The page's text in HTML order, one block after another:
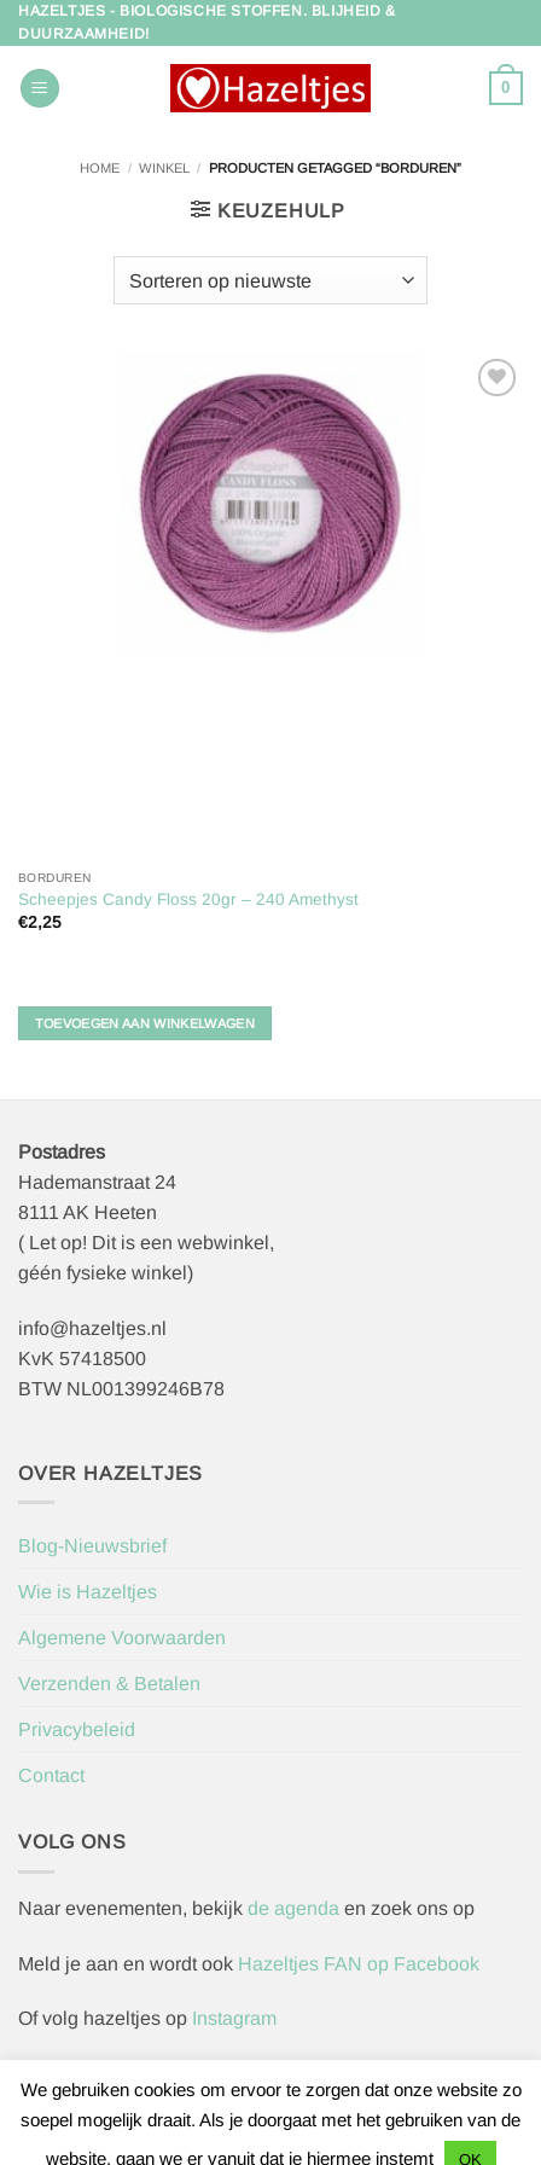
Ga
naar
inhoud
HAZELTJES - BIOLOGISCHE STOFFEN. BLIJHEID &
DUURZAAMHEID!
0
HOME / WINKEL / PRODUCTEN GETAGGED “BORDUREN”
KEUZEHULP
BORDUREN
Scheepjes Candy Floss 20gr – 240 Amethyst
€2,25
TOEVOEGEN AAN WINKELWAGEN
Postadres
Hademanstraat 24
8111 AK Heeten
( Let op! Dit is een webwinkel,
géén fysieke winkel)
info@hazeltjes.nl
KvK 57418500
BTW NL001399246B78
OVER HAZELTJES
Blog-Nieuwsbrief
Wie is Hazeltjes
Algemene Voorwaarden
Verzenden & Betalen
Privacybeleid
Contact
VOLG ONS
Naar evenementen, bekijk de agenda en zoek ons op
Meld je aan en wordt ook Hazeltjes FAN op Facebook
Of volg hazeltjes op Instagram
Herroepingsverzoek indienen
We gebruiken cookies om ervoor te zorgen dat onze website zo
soepel mogelijk draait. Als je doorgaat met het gebruiken van de
website, gaan we er vanuit dat je hiermee instemt
OK